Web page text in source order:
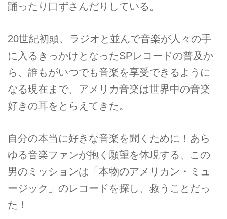
踊ったり口ずさんだりしている。
20世紀初頭、ラジオと並んで音楽が人々の手
に入るきっかけとなったSPレコードの普及か
ら、誰もがいつでも音楽を享受できるように
なる現在まで、アメリカ音楽は世界中の音楽
好きの耳をとらえてきた。
自分の本当に好きな音楽を聞くために！あら
ゆる音楽ファンが抱く願望を体現する、この
男のミッションは「本物のアメリカン・ミュ
ージック」のレコードを探し、救うことだっ
た！